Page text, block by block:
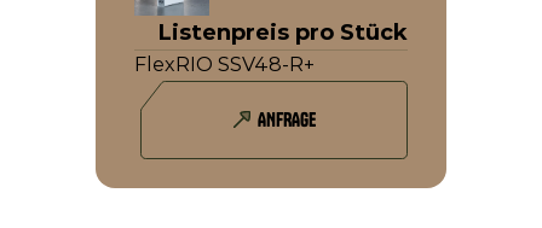
Listenpreis pro Stück
FlexRIO SSV48-R+
ANFRAGE